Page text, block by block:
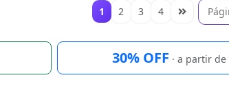
1 2 3 4
30% OFF · a partir de